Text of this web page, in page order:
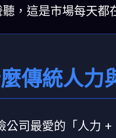
，這是市場每天都
傳統人力
公司最愛的「人力